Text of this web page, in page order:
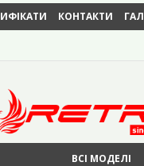
КОНТАКТИ
ВСІ МОДЕЛІ